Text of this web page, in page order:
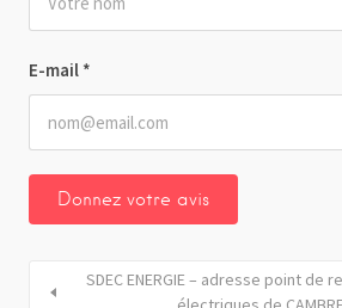
E-mail *
SDEC ENERGIE – adresse point de